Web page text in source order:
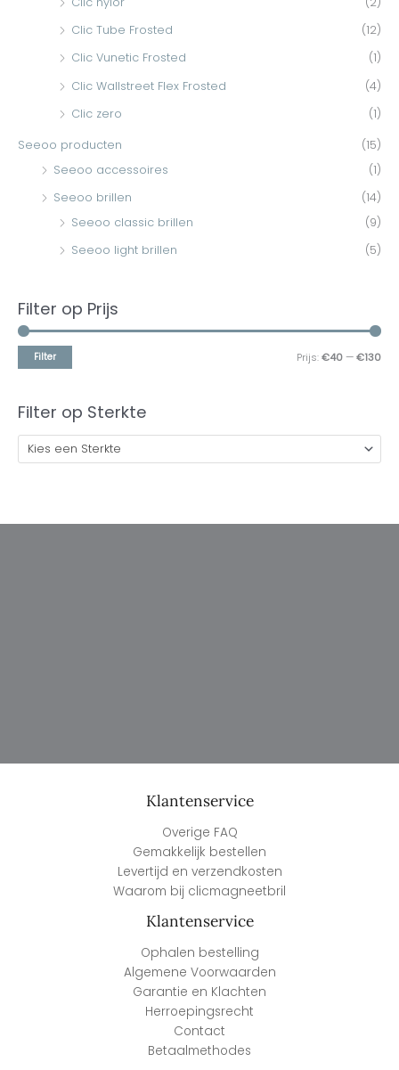
Clic Tube Frosted
(12)
Clic Vunetic Frosted
(1)
Clic Wallstreet Flex Frosted
(4)
Clic zero
(1)
Seeoo producten
(15)
Seeoo accessoires
(1)
Seeoo brillen
(14)
Seeoo classic brillen
(9)
Seeoo light brillen
(5)
Filter op Prijs
Filter Prijs:€40—€130
Filter op Sterkte
Kies een Sterkte
Klantenservice
Overige FAQ
Gemakkelijk bestellen
Levertijd en verzendkosten
Waarom bij clicmagneetbril
Klantenservice
Ophalen bestelling
Algemene Voorwaarden
Garantie en Klachten
Herroepingsrecht
Contact
Betaalmethodes